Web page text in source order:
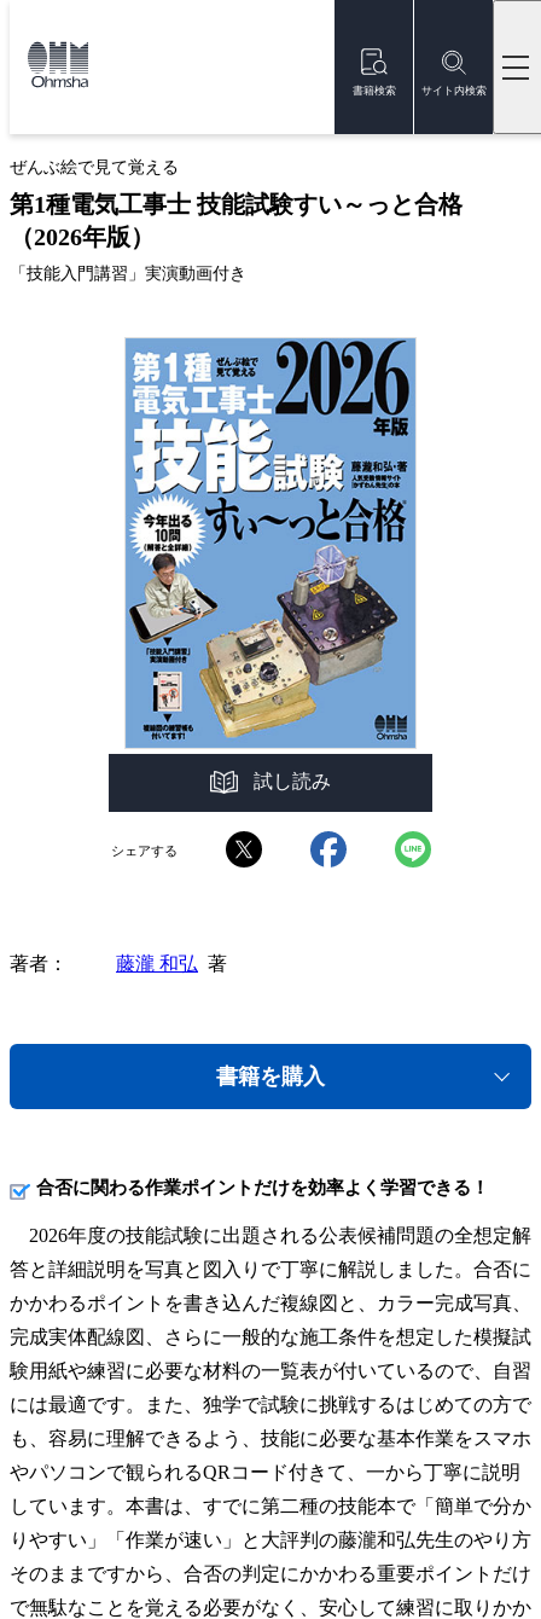
書籍検索 サイト内検索
トップ
ぜんぶ絵で見て覚える
第1種電気工事士 技能試験すい～っと合格
（2026年版）
「技能入門講習」実演動画付き
試し読み
シェアする
著者 藤瀧 和弘 著
書籍を購入
合否に関わる作業ポイントだけを効率よく学習できる！
2026年度の技能試験に出題される公表候補問題の全想定解
答と詳細説明を写真と図入りで丁寧に解説しました。合否に
かかわるポイントを書き込んだ複線図と、カラー完成写真、
完成実体配線図、さらに一般的な施工条件を想定した模擬試
験用紙や練習に必要な材料の一覧表が付いているので、自習
には最適です。また、独学で試験に挑戦するはじめての方で
も、容易に理解できるよう、技能に必要な基本作業をスマホ
やパソコンで観られるQRコード付きて、一から丁寧に説明
しています。本書は、すでに第二種の技能本で「簡単で分か
りやすい」「作業が速い」と大評判の藤瀧和弘先生のやり方
そのままですから、合否の判定にかかわる重要ポイントだけ
で無駄なことを覚える必要がなく、安心して練習に取りかか